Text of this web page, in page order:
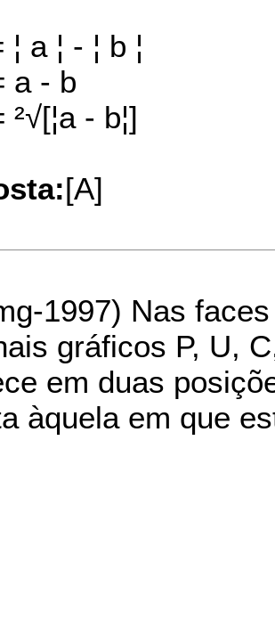
a ¦ - ¦ b ¦
a - b
- b¦]
[A]
1997) Nas
gráficos P, U,
em duas
àquela em que